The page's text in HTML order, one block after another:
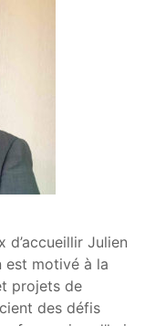
d’accueillir Julien
est motivé à la
projets de
des défis